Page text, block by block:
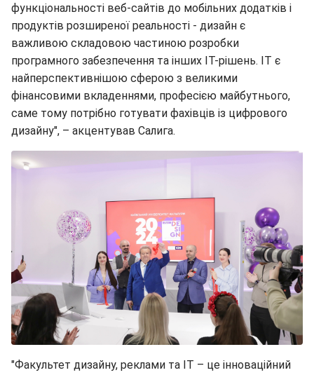
функціональності веб-сайтів до мобільних додатків і
продуктів розширеної реальності - дизайн є
важливою складовою частиною розробки
програмного забезпечення та інших IT-рішень. ІТ є
найперспективнішою сферою з великими
фінансовими вкладеннями, професією майбутнього,
саме тому потрібно готувати фахівців із цифрового
дизайну", – акцентував Салига.
"Факультет дизайну, реклами та ІТ – це інноваційний